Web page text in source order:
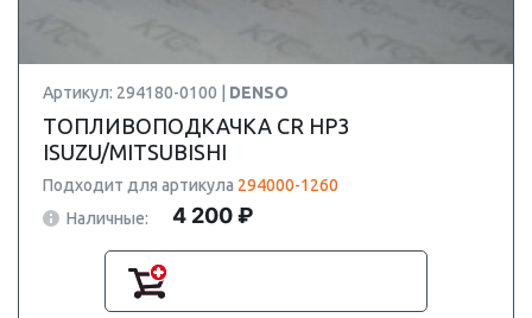
Артикул: 294180-0100 | DENSO
ТОПЛИВОПОДКАЧКА CR HP3
ISUZU/MITSUBISHI
Подходит для артикула 294000-1260
Наличные:
4 200 ₽